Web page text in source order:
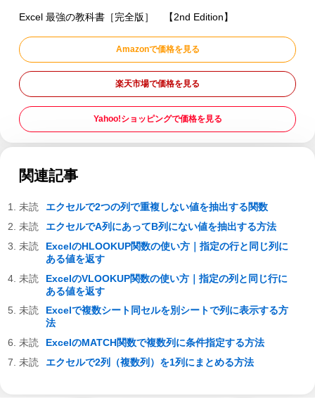
Excel 最強の教科書［完全版］ 【2nd Edition】
Amazonで価格を見る
楽天市場で価格を見る
Yahoo!ショッピングで価格を見る
関連記事
エクセルで2つの列で重複しない値を抽出する関数
エクセルでA列にあってB列にない値を抽出する方法
ExcelのHLOOKUP関数の使い方｜指定の行と同じ列に
ある値を返す
ExcelのVLOOKUP関数の使い方｜指定の列と同じ行に
ある値を返す
Excelで複数シート同セルを別シートで列に表示する方
法
ExcelのMATCH関数で複数列に条件指定する方法
エクセルで2列（複数列）を1列にまとめる方法